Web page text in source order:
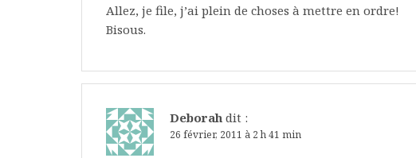
Allez, je file, j’ai plein de choses à mettre en ordre!
Bisous.
Deborah dit :
26 février, 2011 à 2 h 41 min